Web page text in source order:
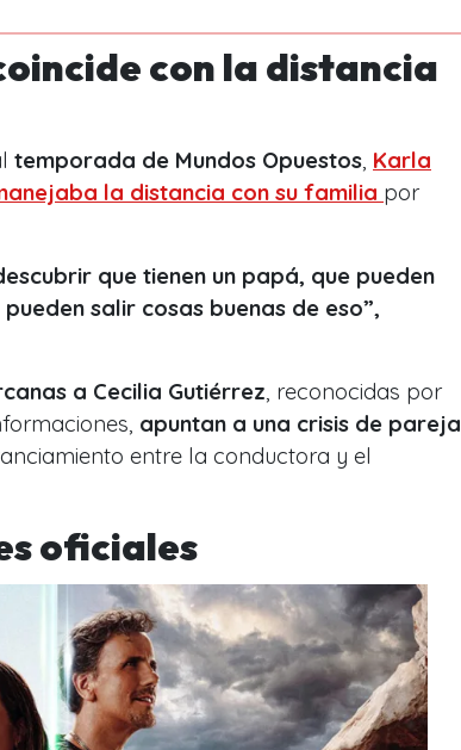
con la distancia
temporada de Mundos Opuestos Karla
la distancia con su familia por
que tienen un papá, que pueden
salir cosas buenas de eso”,
a Cecilia Gutiérrez , reconocidas por
apuntan a una crisis de pareja
entre la conductora y el
oficiales